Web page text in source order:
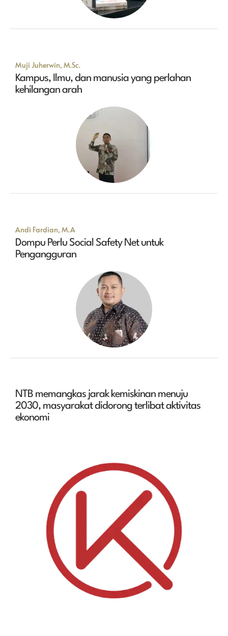
Muji Juherwin, M.Sc.
Kampus, Ilmu, dan manusia yang perlahan
kehilangan arah
Andi Fardian, M.A
Dompu Perlu Social Safety Net untuk
Pengangguran
NTB memangkas jarak kemiskinan menuju
2030, masyarakat didorong terlibat aktivitas
ekonomi